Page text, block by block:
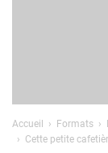
Accueil Formats
Cette petite